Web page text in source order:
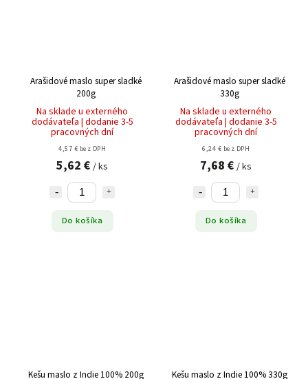
Arašidové maslo super sladké
200g
Na sklade u externého
dodávateľa | dodanie 3-5
pracovných dní
4,57 € bez DPH
5,62 € / ks
Do košíka
Arašidové maslo super sladké
330g
Na sklade u externého
dodávateľa | dodanie 3-5
pracovných dní
6,24 € bez DPH
7,68 € / ks
Do košíka
Kešu maslo z Indie 100% 200g Kešu maslo z Indie 100% 330g